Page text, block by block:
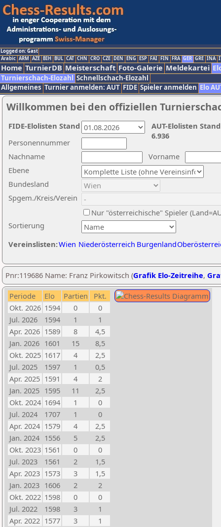
Logged on: Gast
Arabic ARM AZE BIH BUL CAT CHN CRO CZE DEN ENG ESP FAI FIN FRA GER GRE INA
Home TurnierDB Meisterschaft Foto-Galerie Meldekartei
Turnierschach-Elozahl Schnellschach-Elozahl
Allgemeines Turnier anmelden: AUT FIDE Spieler anmelden Elo
Willkommen bei den offiziellen
Nachname
Vorname
Ebene
Sortierung
Personennummer
Bundesland
Spgem./Kreis/Verein
Nur "österreichische" Spieler
Vereinslisten:Wien Niederösterreich Burgenland
AUT-Elolisten
6.936
FIDE-Elolisten Stand
Pnr:119686 Name: Franz Pirkowitsch (Grafik Elo-Zeitreihe,
Periode Elo Partien
Pkt.
Okt. 2026 1594 0
0
Jul. 2026
1594 1
1
Apr. 2026 1589 8
4,5
Jan. 2026 1601 15
8,5
Okt. 2025 1617 4
2,5
Jul. 2025
1597 1
0,5
Apr. 2025 1591 4
2
Jan. 2025 1595 11
2,5
Okt. 2024 1694 1
0
Jul. 2024
1707 1
0
Apr. 2024 1579 4
2,5
Jan. 2024 1556 5
2,5
Okt. 2023 1561 0
0
Jul. 2023
1561 2
1,5
Apr. 2023 1573 3
1,5
Jan. 2023 1606 2
2
Okt. 2022 1598 0
0
Jul. 2022
1598 3
1
Apr. 2022 1577 3
1